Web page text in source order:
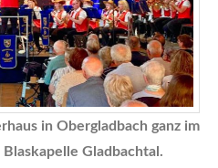
in Obergladbach ganz im
Gladbachtal.